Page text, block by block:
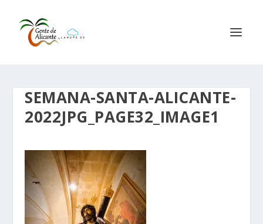
SEMANA-SANTA-ALICANTE-
2022JPG_PAGE32_IMAGE1